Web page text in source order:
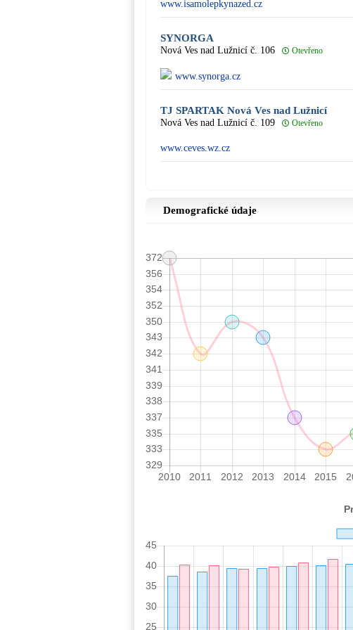
www.isamolepkynazed.cz
SYNORGA
Nová Ves nad Lužnicí č. 106 Otevřeno
www.synorga.cz
TJ SPARTAK Nová Ves nad Lužnicí
Nová Ves nad Lužnicí č. 109 Otevřeno
www.ceves.wz.cz
Demografické údaje